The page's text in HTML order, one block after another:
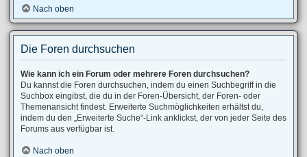
Nach oben
Die Foren durchsuchen
Wie kann ich ein Forum oder mehrere Foren durchsuchen?
Du kannst die Foren durchsuchen, indem du einen Suchbegriff in die
Suchbox eingibst, die du in der Foren-Übersicht, der Foren- oder
Themenansicht findest. Erweiterte Suchmöglichkeiten erhältst du,
indem du den „Erweiterte Suche“-Link anklickst, der von jeder Seite des
Forums aus verfügbar ist.
Nach oben